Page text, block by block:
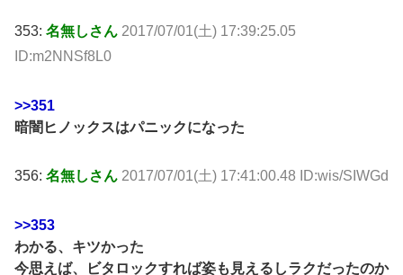
353: 名無しさん 2017/07/01(土) 17:39:25.05
ID:m2NNSf8L0
>>351
暗闇ヒノックスはパニックになった
356: 名無しさん 2017/07/01(土) 17:41:00.48 ID:wis/SIWGd
>>353
わかる、キツかった
今思えば、ビタロックすれば姿も見えるしラクだったのか